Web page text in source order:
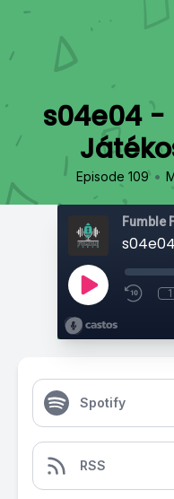
s04e04 -
Episode 109 •
Fumble
Spotify
RSS